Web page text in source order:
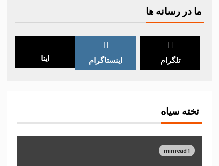
ما در رسانه ها
تلگرام اینستاگرام ایتا
تخته سیاه
1 min read